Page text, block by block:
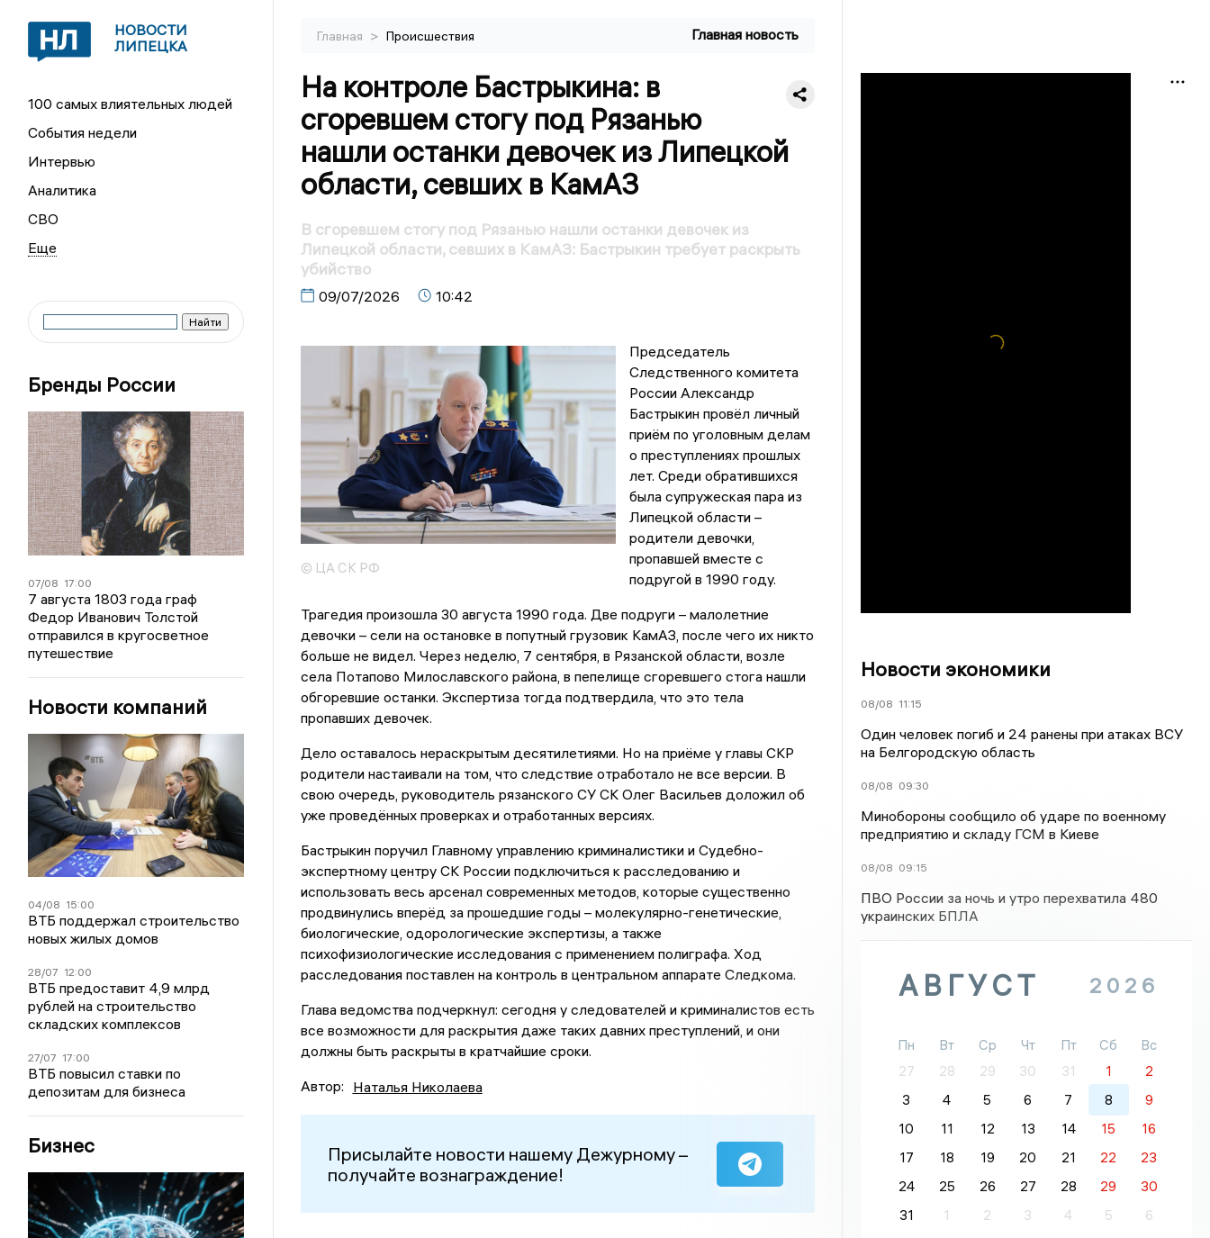
НОВОСТИ
ЛИПЕЦКА
100 самых влиятельных людей
События недели
Интервью
Аналитика
СВО
Бренды России
07/08 17:00
7 августа 1803 года граф
Федор Иванович Толстой
отправился в кругосветное
путешествие
Новости компаний
04/08 15:00
ВТБ поддержал строительство
новых жилых домов
28/07 12:00
ВТБ предоставит 4,9 млрд
рублей на строительство
складских комплексов
27/07 17:00
ВТБ повысил ставки по
депозитам для бизнеса
Бизнес
Главная > Происшествия Главная новость
На контроле Бастрыкина: в
сгоревшем стогу под Рязанью
нашли останки девочек из Липецкой
области, севших в КамАЗ
В сгоревшем стогу под Рязанью нашли останки девочек из
Липецкой области, севших в КамАЗ: Бастрыкин требует раскрыть
убийство
09/07/2026 10:42
© ЦА СК РФ
Председатель
Следственного комитета
России Александр
Бастрыкин провёл личный
приём по уголовным делам
о преступлениях прошлых
лет. Среди обратившихся
была супружеская пара из
Липецкой области –
родители девочки,
пропавшей вместе с
подругой в 1990 году.
Трагедия произошла 30 августа 1990 года. Две подруги – малолетние
девочки – сели на остановке в попутный грузовик КамАЗ, после чего их никто
больше не видел. Через неделю, 7 сентября, в Рязанской области, возле
села Потапово Милославского района, в пепелище сгоревшего стога нашли
обгоревшие останки. Экспертиза тогда подтвердила, что это тела
пропавших девочек.
Дело оставалось нераскрытым десятилетиями. Но на приёме у главы СКР
родители настаивали на том, что следствие отработало не все версии. В
свою очередь, руководитель рязанского СУ СК Олег Васильев доложил об
уже проведённых проверках и отработанных версиях.
Бастрыкин поручил Главному управлению криминалистики и Судебно-
экспертному центру СК России подключиться к расследованию и
использовать весь арсенал современных методов, которые существенно
продвинулись вперёд за прошедшие годы – молекулярно-генетические,
биологические, одорологические экспертизы, а также
психофизиологические исследования с применением полиграфа. Ход
расследования поставлен на контроль в центральном аппарате Следкома.
Глава ведомства подчеркнул: сегодня у следователей и криминалистов есть
все возможности для раскрытия даже таких давних преступлений, и они
должны быть раскрыты в кратчайшие сроки.
Автор: Наталья Николаева
Присылайте новости нашему Дежурному –
получайте вознаграждение!
Новости экономики
08/08 11:15
Один человек погиб и 24 ранены при атаках ВСУ
на Белгородскую область
08/08 09:30
Минобороны сообщило об ударе по военному
предприятию и складу ГСМ в Киеве
08/08 09:15
ПВО России за ночь и утро перехватила 480
украинских БПЛА
АВГУСТ 2026
Пн Вт Ср Чт Пт Сб
Вс
27
28 29 30 31 1
2
3
4 5 6 7 8
9
10
11 12 13 14 15
16
17
18 19 20 21 22
23
24
25 26 27 28 29
30
31
1 2 3 4 5 6